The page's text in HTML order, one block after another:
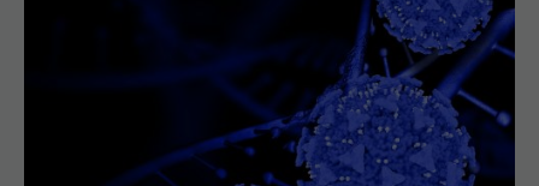
Cancerul care se poate moșteni. Dr. Eliza
Gangone (SANADOR), avertisment pentru părinți